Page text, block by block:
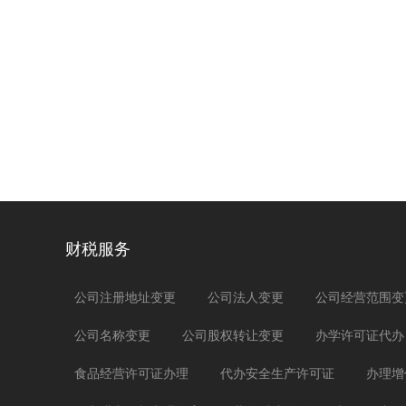
财税服务
公司注册地址变更 公司法人变更 公司经营范围
公司名称变更 公司股权转让变更 办学许可证代办
食品经营许可证办理 代办安全生产许可证 办理